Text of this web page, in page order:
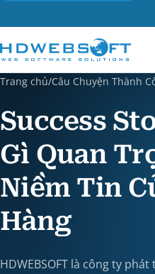
Trang chủ/Câu Chuyện Thành
Success
Gì Quan
Niềm Tin
Hàng
HDWEBSOFT là công ty